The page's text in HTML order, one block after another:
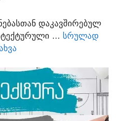
ᲓᲐᲙᲐᲕᲨᲘᲠᲔᲑᲣᲚ
… ᲡᲠᲣᲚᲐᲓ